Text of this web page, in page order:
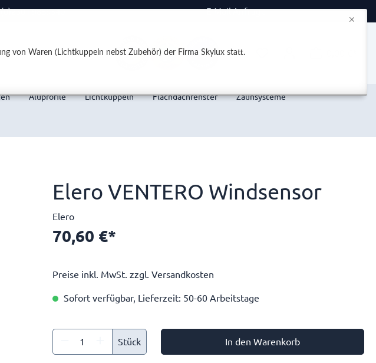
9889540 E-Mail Anfrage
Aluprofile Lichtkuppeln Flachdachfenster Zaunsysteme
Elero VENTERO Windsensor
Elero
70,60 €*
Preise inkl. MwSt. zzgl. Versandkosten
Sofort verfügbar, Lieferzeit: 50-60 Arbeitstage
Stück In den Warenkorb
von Waren (Lichtkuppeln nebst Zubehör) der Firma Skylux statt.